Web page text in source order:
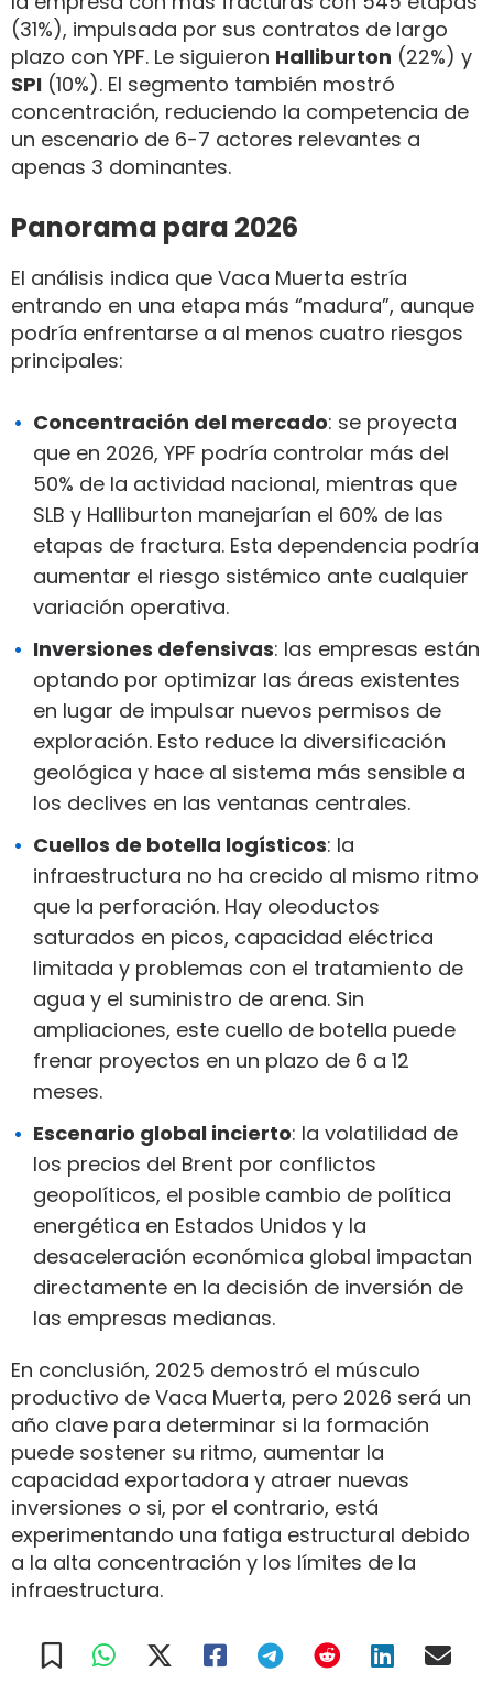
(31%), impulsada por sus contratos de largo
plazo con YPF. Le siguieron Halliburton (22%) y
SPI (10%). El segmento también mostró
concentración, reduciendo la competencia de
un escenario de 6-7 actores relevantes a
apenas 3 dominantes.
Panorama para 2026
El análisis indica que Vaca Muerta estría
entrando en una etapa más “madura”, aunque
podría enfrentarse a al menos cuatro riesgos
principales:
Concentración del mercado: se proyecta
que en 2026, YPF podría controlar más del
50% de la actividad nacional, mientras que
SLB y Halliburton manejarían el 60% de las
etapas de fractura. Esta dependencia podría
aumentar el riesgo sistémico ante cualquier
variación operativa.
Inversiones defensivas: las empresas están
optando por optimizar las áreas existentes
en lugar de impulsar nuevos permisos de
exploración. Esto reduce la diversificación
geológica y hace al sistema más sensible a
los declives en las ventanas centrales.
Cuellos de botella logísticos: la
infraestructura no ha crecido al mismo ritmo
que la perforación. Hay oleoductos
saturados en picos, capacidad eléctrica
limitada y problemas con el tratamiento de
agua y el suministro de arena. Sin
ampliaciones, este cuello de botella puede
frenar proyectos en un plazo de 6 a 12
meses.
Escenario global incierto: la volatilidad de
los precios del Brent por conflictos
geopolíticos, el posible cambio de política
energética en Estados Unidos y la
desaceleración económica global impactan
directamente en la decisión de inversión de
las empresas medianas.
En conclusión, 2025 demostró el músculo
productivo de Vaca Muerta, pero 2026 será un
año clave para determinar si la formación
puede sostener su ritmo, aumentar la
capacidad exportadora y atraer nuevas
inversiones o si, por el contrario, está
experimentando una fatiga estructural debido
a la alta concentración y los límites de la
infraestructura.